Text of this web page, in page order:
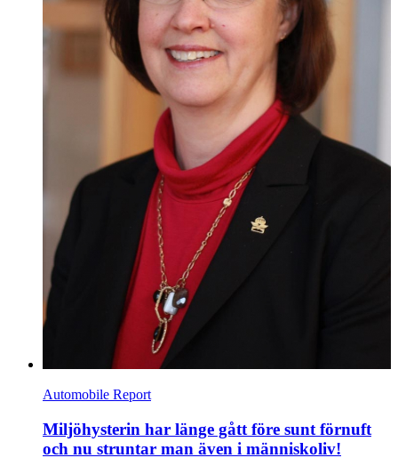
Automobile Report
Miljöhysterin har länge gått före sunt förnuft
och nu struntar man även i människoliv!